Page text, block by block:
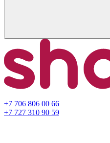
+7 706 806 00 66
+7 727 310 90 59